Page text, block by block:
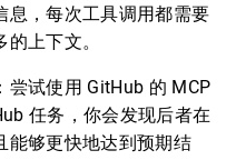
息，每次工具调用都需要
上下文。
尝试使用 GitHub 的 MCP
任务，你会发现后者在
能够更快地达到预期结